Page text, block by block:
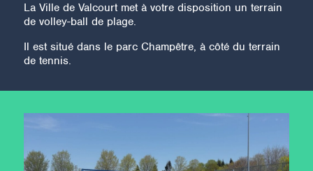
La Ville de Valcourt met à votre disposition un terrain
de volley-ball de plage.
Il est situé dans le parc Champêtre, à côté du terrain
de tennis.